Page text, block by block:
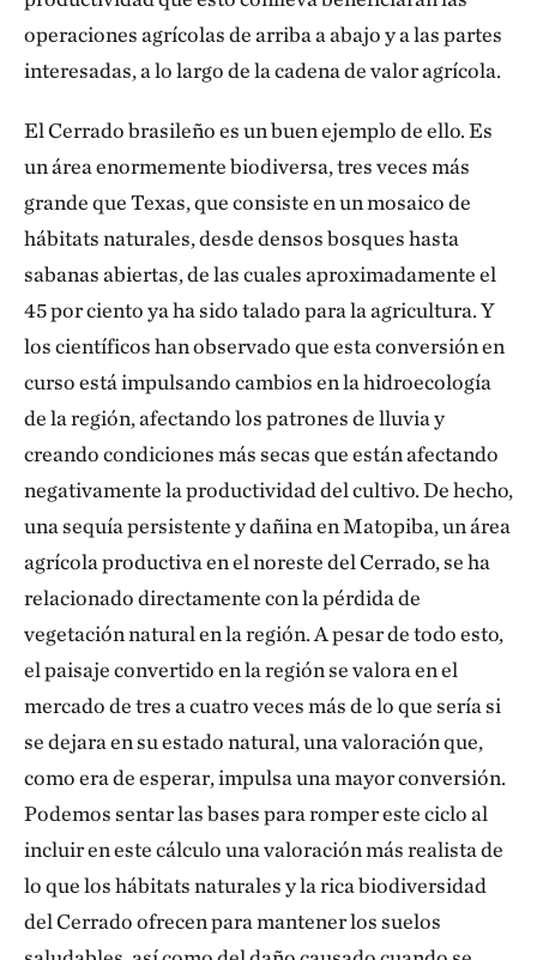
operaciones agrícolas de arriba a abajo y a las partes
interesadas, a lo largo de la cadena de valor agrícola.
El Cerrado brasileño es un buen ejemplo de ello. Es
un área enormemente biodiversa, tres veces más
grande que Texas, que consiste en un mosaico de
hábitats naturales, desde densos bosques hasta
sabanas abiertas, de las cuales aproximadamente el
45 por ciento ya ha sido talado para la agricultura. Y
los científicos han observado que esta conversión en
curso está impulsando cambios en la hidroecología
de la región, afectando los patrones de lluvia y
creando condiciones más secas que están afectando
negativamente la productividad del cultivo. De hecho,
una sequía persistente y dañina en Matopiba, un área
agrícola productiva en el noreste del Cerrado, se ha
relacionado directamente con la pérdida de
vegetación natural en la región. A pesar de todo esto,
el paisaje convertido en la región se valora en el
mercado de tres a cuatro veces más de lo que sería si
se dejara en su estado natural, una valoración que,
como era de esperar, impulsa una mayor conversión.
Podemos sentar las bases para romper este ciclo al
incluir en este cálculo una valoración más realista de
lo que los hábitats naturales y la rica biodiversidad
del Cerrado ofrecen para mantener los suelos